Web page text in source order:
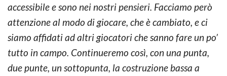
accessibile e sono nei nostri pensieri. Facciamo però
attenzione al modo di giocare, che è cambiato, e ci
siamo affidati ad altri giocatori che sanno fare un po’
tutto in campo. Continueremo così, con una punta,
due punte, un sottopunta, la costruzione bassa a